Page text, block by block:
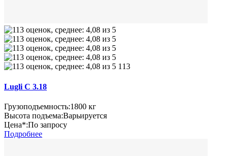
113
Lugli C 3.18
Грузоподъемность:1800 кг
Высота подъема:Варьируется
Цена*:По запросу
Подробнее